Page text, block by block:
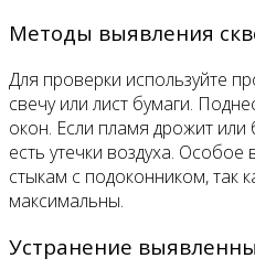
Методы выявления
Для проверки используйте
свечу или лист бумаги.
окон. Если пламя дрожит или
есть утечки воздуха. Особое
стыкам с подоконником, так
максимальны.
Устранение